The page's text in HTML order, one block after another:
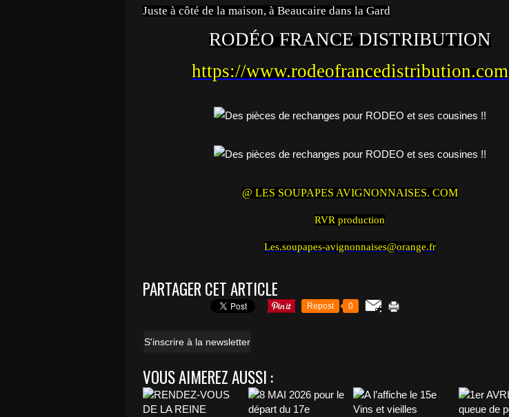
Juste à côté de la maison, à Beaucaire dans la Gard
RODÉO FRANCE DISTRIBUTION
https://www.rodeofrancedistribution.com
@ LES SOUPAPES AVIGNONNAISES. COM
RVR production
Les.soupapes-avignonnaises@orange.fr
PARTAGER CET ARTICLE
Repost 0
S'inscrire à la newsletter
VOUS AIMEREZ AUSSI :